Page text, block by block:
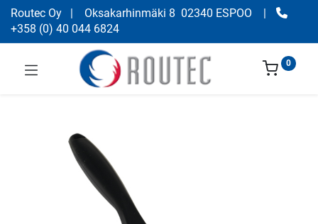
Routec Oy | Oksakarhinmäki 8 02340 ESPOO
|
+358 (0) 40 044 6824
0